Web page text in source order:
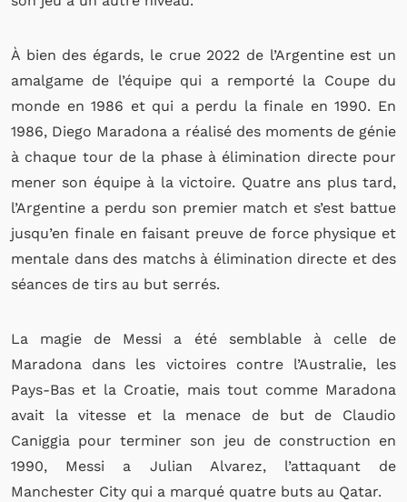
À bien des égards, le crue 2022 de l’Argentine est un
amalgame de l’équipe qui a remporté la Coupe du
monde en 1986 et qui a perdu la finale en 1990. En
1986, Diego Maradona a réalisé des moments de génie
à chaque tour de la phase à élimination directe pour
mener son équipe à la victoire. Quatre ans plus tard,
l’Argentine a perdu son premier match et s’est battue
jusqu’en finale en faisant preuve de force physique et
mentale dans des matchs à élimination directe et des
séances de tirs au but serrés.
La magie de Messi a été semblable à celle de
Maradona dans les victoires contre l’Australie, les
Pays-Bas et la Croatie, mais tout comme Maradona
avait la vitesse et la menace de but de Claudio
Caniggia pour terminer son jeu de construction en
1990, Messi a Julian Alvarez, l’attaquant de
Manchester City qui a marqué quatre buts au Qatar.